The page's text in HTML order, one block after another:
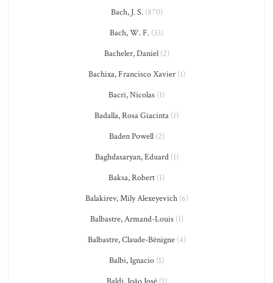
Bach, J. S.(870)
Bach, W. F. (33)
Bacheler, Daniel(2)
Bachixa, Francisco Xavier(1)
Bacri, Nicolas (1)
Badalla, Rosa Giacinta (1)
Baden Powell(2)
Baghdasaryan, Eduard(1)
Baksa, Robert (1)
Balakirev, Mily Alexeyevich(6)
Balbastre, Armand-Louis(1)
Balbastre, Claude-Bénigne(4)
Balbi, Ignacio (1)